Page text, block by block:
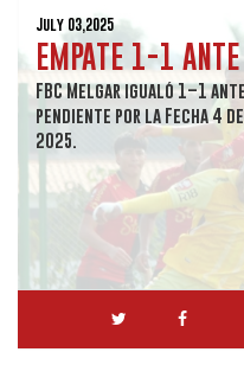
July 03,2025
EMPATE 1-1 ANTE
FBC Melgar igualó 1–1
pendiente por la Fecha 4
2025.